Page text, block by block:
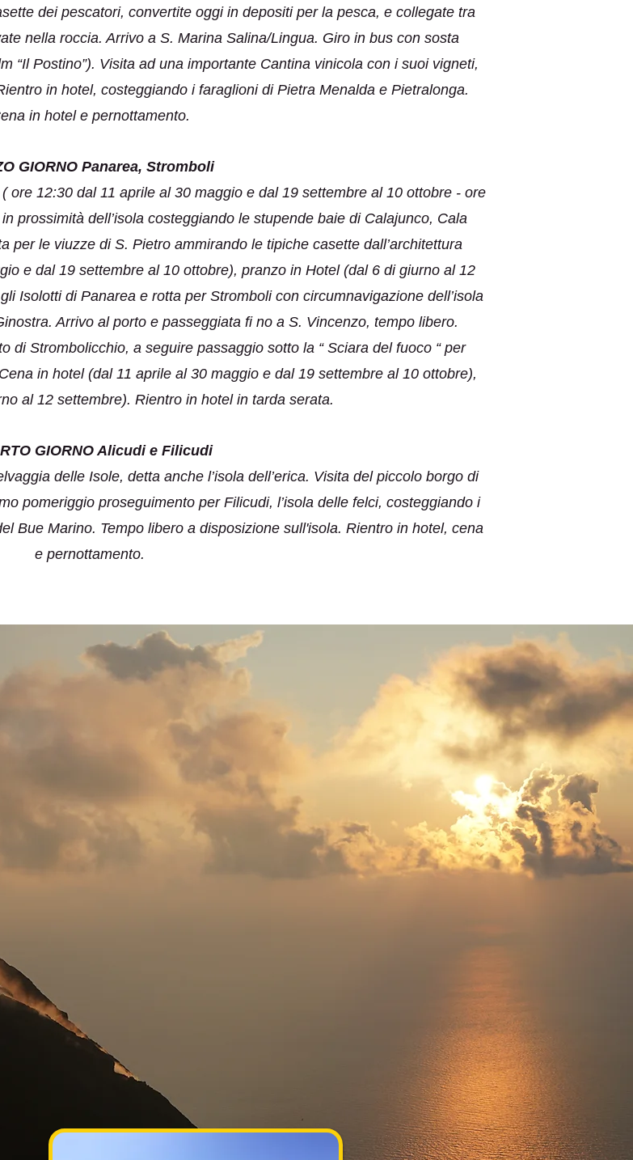
dei pescatori, convertite oggi in depositi per la pesca, e collegate tra
nella roccia. Arrivo a S. Marina Salina/Lingua. Giro in bus con sosta
“Il Postino”). Visita ad una importante Cantina vinicola con i suoi vigneti,
in hotel, costeggiando i faraglioni di Pietra Menalda e Pietralonga.
in hotel e pernottamento.
GIORNO Panarea, Stromboli
ore 12:30 dal 11 aprile al 30 maggio e dal 19 settembre al 10 ottobre - ore
prossimità dell’isola costeggiando le stupende baie di Calajunco, Cala
per le viuzze di S. Pietro ammirando le tipiche casette dall’architettura
e dal 19 settembre al 10 ottobre), pranzo in Hotel (dal 6 di giurno al 12
Isolotti di Panarea e rotta per Stromboli con circumnavigazione dell’isola
Arrivo al porto e passeggiata fi no a S. Vincenzo, tempo libero.
di Strombolicchio, a seguire passaggio sotto la “ Sciara del fuoco “ per
in hotel (dal 11 aprile al 30 maggio e dal 19 settembre al 10 ottobre),
al 12 settembre). Rientro in hotel in tarda serata.
GIORNO Alicudi e Filicudi
delle Isole, detta anche l’isola dell’erica. Visita del piccolo borgo di
pomeriggio proseguimento per Filicudi, l’isola delle felci, costeggiando i
Bue Marino. Tempo libero a disposizione sull'isola. Rientro in hotel, cena
e pernottamento.